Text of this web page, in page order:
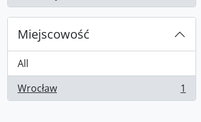
Miejscowość
All
Wrocław
, 1 results 1